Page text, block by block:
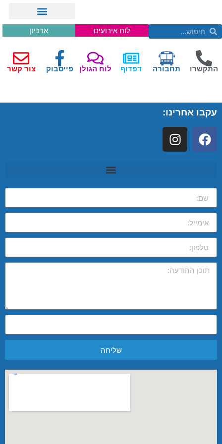
לוח אירועים ארכיון
התקשרו תחבורה דפדוף לוח הגולן פייסבוק צור קשר
עקבו אחרינו:
שליחה